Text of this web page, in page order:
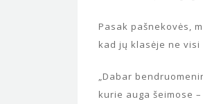
Pasak pašnekovės,
kad jų klasėje ne visi
„Dabar
kurie auga šeimose